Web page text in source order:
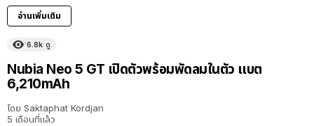
อ่านเพิ่มเติม
6.8k ดู
Nubia Neo 5 GT เปิดตัวพร้อมพัดลมในตัว แบต
6,210mAh
โดย Saktaphat Kordjan
5 เดือนที่แล้ว